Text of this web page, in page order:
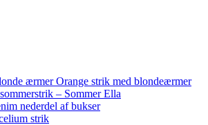
Orange strik med blondeærmer
– Sommer Ella
nederdel af bukser
strik